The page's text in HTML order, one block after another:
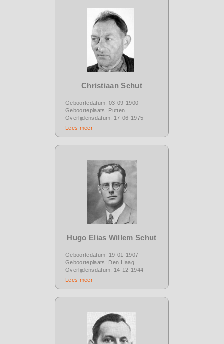
Christiaan Schut
Geboortedatum: 03-09-1900
Geboorteplaats: Putten
Overlijdensdatum: 17-06-1975
Lees meer
Hugo Elias Willem Schut
Geboortedatum: 19-01-1907
Geboorteplaats: Den Haag
Overlijdensdatum: 14-12-1944
Lees meer